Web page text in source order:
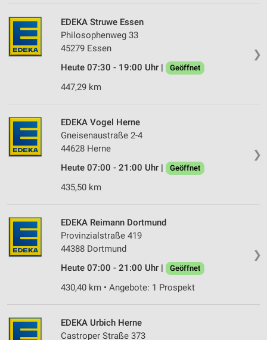
❯
EDEKA Struwe Essen
Philosophenweg 33
45279 Essen
Heute 07:30 - 19:00 Uhr |
Geöffnet
447,29 km
❯
EDEKA Vogel Herne
Gneisenaustraße 2-4
44628 Herne
Heute 07:00 - 21:00 Uhr |
Geöffnet
435,50 km
❯
EDEKA Reimann Dortmund
Provinzialstraße 419
44388 Dortmund
Heute 07:00 - 21:00 Uhr |
Geöffnet
430,40 km • Angebote: 1 Prospekt
EDEKA Urbich Herne
Castroper Straße 373
Messung der Werbeleistung
Messung der Performance von Inhalten
Analyse von Zielgruppen durch Statistiken oder
Kombinationen von Daten aus verschiedenen
Entwicklung und Verbesserung der Angebote
Verwendung reduzierter Daten zur Auswahl von
Inhalten
Geräte anhand von aktiv angeforderten
Informationen identifizieren
Nicht-IAB-Verarbeitungszwecke:
Performance
Funktional